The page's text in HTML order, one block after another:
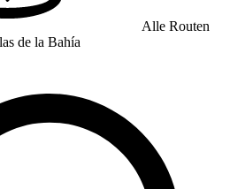
Alle Routen
de la Bahía